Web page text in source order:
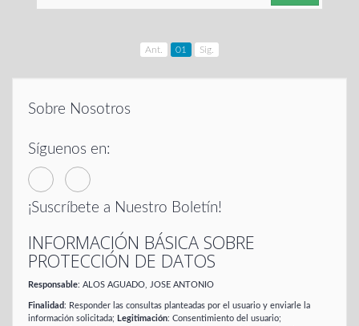
Ant. 01 Sig.
Sobre Nosotros
Síguenos en:
¡Suscríbete a Nuestro Boletín!
INFORMACIÓN BÁSICA SOBRE
PROTECCIÓN DE DATOS
Responsable: ALOS AGUADO, JOSE ANTONIO
Finalidad: Responder las consultas planteadas por el usuario y enviarle la
información solicitada; Legitimación: Consentimiento del usuario;